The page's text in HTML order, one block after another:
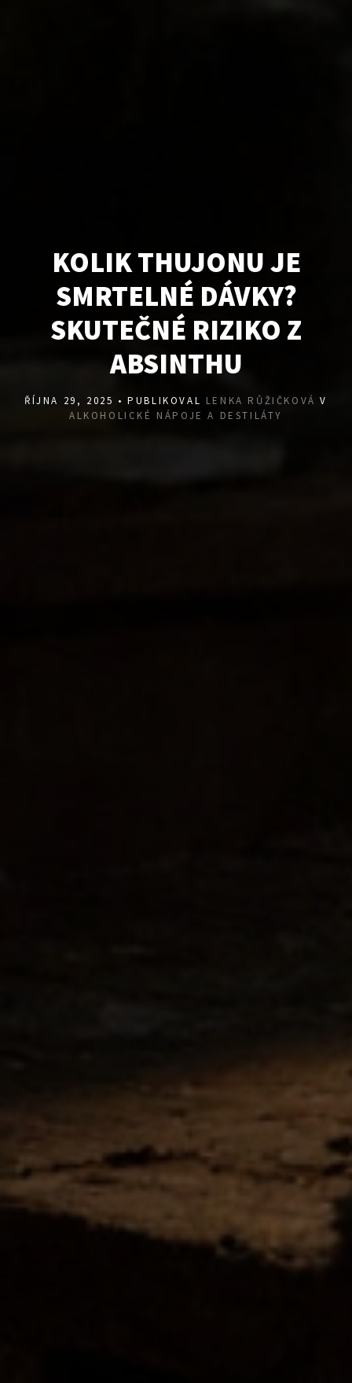
KOLIK THUJONU JE
SMRTELNÉ DÁVKY?
SKUTEČNÉ RIZIKO Z
ABSINTHU
ŘÍJNA 29, 2025 • PUBLIKOVAL LENKA RŮŽIČKOVÁ V
ALKOHOLICKÉ NÁPOJE A DESTILÁTY